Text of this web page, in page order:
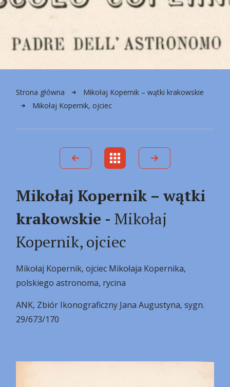
Strona główna
Mikołaj Kopernik – wątki krakowskie
Mikołaj Kopernik, ojciec
Mikołaj Kopernik – wątki
krakowskie -Mikołaj
Kopernik, ojciec
Mikołaj Kopernik, ojciec Mikołaja Kopernika,
polskiego astronoma, rycina
ANK, Zbiór Ikonograficzny Jana Augustyna, sygn.
29/673/170